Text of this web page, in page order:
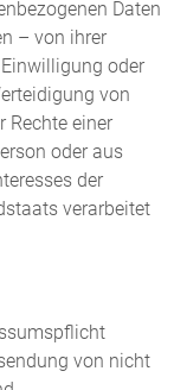
Daten
– von ihrer
oder
von
Rechte einer
oder aus
der
verarbeitet
von nicht